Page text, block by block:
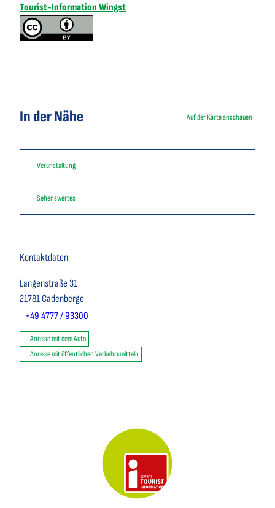
Tourist-Information Wingst
In der Nähe Auf der Karte anschauen
Veranstaltung
Sehenswertes
Kontaktdaten
Langenstraße 31
21781 Cadenberge
+49 4777 / 93300
Anreise mit dem Auto
Anreise mit öffentlichen Verkehrsmitteln